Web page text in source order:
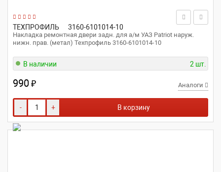
ТЕХПРОФИЛЬ 3160-6101014-10
Накладка ремонтная двери задн. для а/м УАЗ Patriot наруж.
нижн. прав. (метал) Техпрофиль 3160-6101014-10
В наличии 2 шт.
990₽ Аналоги
- + В корзину